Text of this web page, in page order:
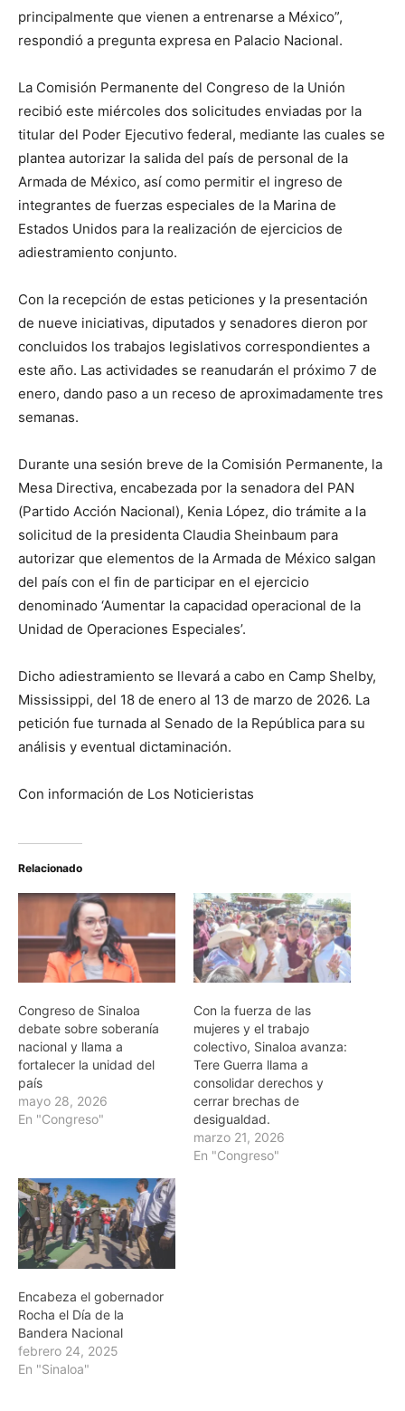
principalmente que vienen a entrenarse a México”,
respondió a pregunta expresa en Palacio Nacional.
La Comisión Permanente del Congreso de la Unión
recibió este miércoles dos solicitudes enviadas por la
titular del Poder Ejecutivo federal, mediante las cuales se
plantea autorizar la salida del país de personal de la
Armada de México, así como permitir el ingreso de
integrantes de fuerzas especiales de la Marina de
Estados Unidos para la realización de ejercicios de
adiestramiento conjunto.
Con la recepción de estas peticiones y la presentación
de nueve iniciativas, diputados y senadores dieron por
concluidos los trabajos legislativos correspondientes a
este año. Las actividades se reanudarán el próximo 7 de
enero, dando paso a un receso de aproximadamente tres
semanas.
Durante una sesión breve de la Comisión Permanente, la
Mesa Directiva, encabezada por la senadora del PAN
(Partido Acción Nacional), Kenia López, dio trámite a la
solicitud de la presidenta Claudia Sheinbaum para
autorizar que elementos de la Armada de México salgan
del país con el fin de participar en el ejercicio
denominado ‘Aumentar la capacidad operacional de la
Unidad de Operaciones Especiales’.
Dicho adiestramiento se llevará a cabo en Camp Shelby,
Mississippi, del 18 de enero al 13 de marzo de 2026. La
petición fue turnada al Senado de la República para su
análisis y eventual dictaminación.
Con información de Los Noticieristas
Relacionado
Congreso de Sinaloa
debate sobre soberanía
nacional y llama a
fortalecer la unidad del
país
mayo 28, 2026
En "Congreso"
Con la fuerza de las
mujeres y el trabajo
colectivo, Sinaloa avanza:
Tere Guerra llama a
consolidar derechos y
cerrar brechas de
desigualdad.
marzo 21, 2026
En "Congreso"
Encabeza el gobernador
Rocha el Día de la
Bandera Nacional
febrero 24, 2025
En "Sinaloa"